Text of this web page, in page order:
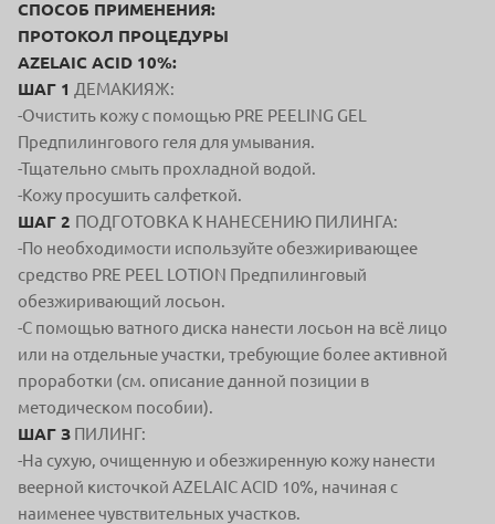
СПОСОБ ПРИМЕНЕНИЯ:
ПРОТОКОЛ ПРОЦЕДУРЫ
AZELAIC ACID 10%:
ШАГ 1 ДЕМАКИЯЖ:
-Очистить кожу с помощью PRE PEELING GEL
Предпилингового геля для умывания.
-Тщательно смыть прохладной водой.
-Кожу просушить салфеткой.
ШАГ 2 ПОДГОТОВКА К НАНЕСЕНИЮ ПИЛИНГА:
-По необходимости используйте обезжиривающее
средство PRE PEEL LOTION Предпилинговый
обезжиривающий лосьон.
-С помощью ватного диска нанести лосьон на всё лицо
или на отдельные участки, требующие более активной
проработки (см. описание данной позиции в
методическом пособии).
ШАГ З ПИЛИНГ:
-На сухую, очищенную и обезжиренную кожу нанести
веерной кисточкой AZELAIC ACID 10%, начиная с
наименее чувствительных участков.